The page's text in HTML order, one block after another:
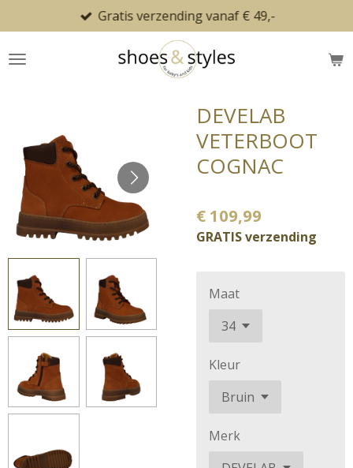
direct
naar
Gratis verzending vanaf € 49,-
DEVELAB
VETERBOOT
COGNAC
€ 109,99
GRATIS verzending
Maat
Kleur
Merk